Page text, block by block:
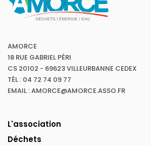
AMORCE
18 RUE GABRIEL PÉRI
CS 20102 - 69623 VILLEURBANNE CEDEX
TÉL : 04 72 74 09 77
EMAIL : AMORCE@AMORCE.ASSO.FR
L'association
Déchets